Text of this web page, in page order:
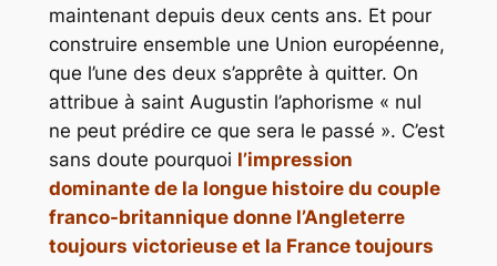
maintenant depuis deux cents ans. Et pour
construire ensemble une Union européenne,
que l’une des deux s’apprête à quitter. On
attribue à saint Augustin l’aphorisme « nul
ne peut prédire ce que sera le passé ». C’est
sans doute pourquoi l’impression
dominante de la longue histoire du couple
franco-britannique donne l’Angleterre
toujours victorieuse et la France toujours